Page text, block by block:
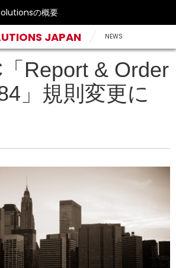
の概要
JAPAN NEWS
Report & Order
」規則変更に